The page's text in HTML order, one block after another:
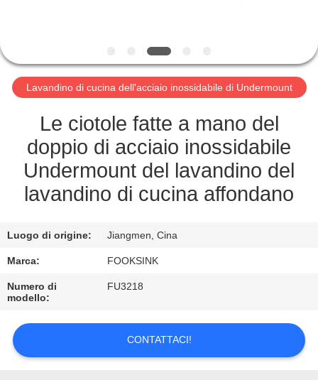
CONTROLLO
QUALITÀ
CONTATTICI
RICHIEDA
UNA
CITAZIONE
MAPPA
DEL
SITO
PRIVACY
POLICY
Lavandino di cucina dell'acciaio inossidabile di Undermount
Le ciotole fatte a mano del
doppio di acciaio inossidabile
Undermount del lavandino del
lavandino di cucina affondano
Luogo di origine: Jiangmen, Cina
Marca: FOOKSINK
Numero di
modello:
FU3218
CONTATTACI!